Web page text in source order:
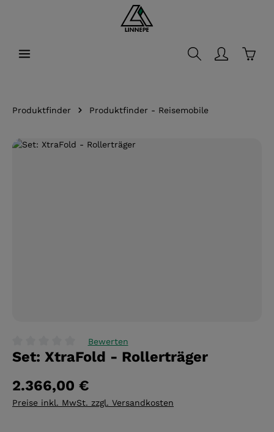
Produktfinder Produktfinder - Reisemobile
Bildergalerie überspringen
Durchschnittliche Bewertung von 0 von 5 Sternen
Bewerten
Set: XtraFold - Rollerträger
2.366,00 €
Preise inkl. MwSt. zzgl. Versandkosten